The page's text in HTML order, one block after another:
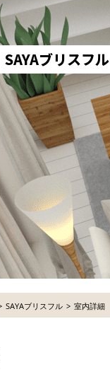
SAYAブリスフル
SAYAブリスフル 室内詳細